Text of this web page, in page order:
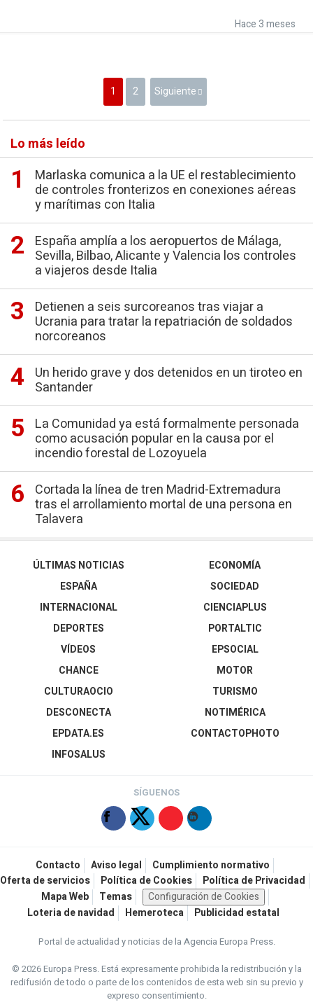
Hace 3 meses
1 2 Siguiente
Lo más leído
Marlaska comunica a la UE el restablecimiento
de controles fronterizos en conexiones aéreas
y marítimas con Italia
España amplía a los aeropuertos de Málaga,
Sevilla, Bilbao, Alicante y Valencia los controles
a viajeros desde Italia
Detienen a seis surcoreanos tras viajar a
Ucrania para tratar la repatriación de soldados
norcoreanos
Un herido grave y dos detenidos en un tiroteo en
Santander
La Comunidad ya está formalmente personada
como acusación popular en la causa por el
incendio forestal de Lozoyuela
Cortada la línea de tren Madrid-Extremadura
tras el arrollamiento mortal de una persona en
Talavera
ÚLTIMAS NOTICIAS
ESPAÑA
INTERNACIONAL
DEPORTES
VÍDEOS
ECONOMÍA
SOCIEDAD
CIENCIAPLUS
PORTALTIC
EPSOCIAL
CHANCE
CULTURAOCIO
DESCONECTA
EPDATA.ES
INFOSALUS
MOTOR
TURISMO
NOTIMÉRICA
CONTACTOPHOTO
SÍGUENOS
Contacto Aviso legal
Cumplimiento normativo
Oferta de servicios
Política de Cookies
Política de Privacidad
Mapa Web
Temas
Configuración de Cookies
Loteria de navidad
Hemeroteca Publicidad estatal
Portal de actualidad y noticias de la Agencia Europa Press.
© 2026 Europa Press.Está expresamente prohibida la redistribución y la
redifusión de todo o parte de los contenidos de esta web sin su previo y
expreso consentimiento.